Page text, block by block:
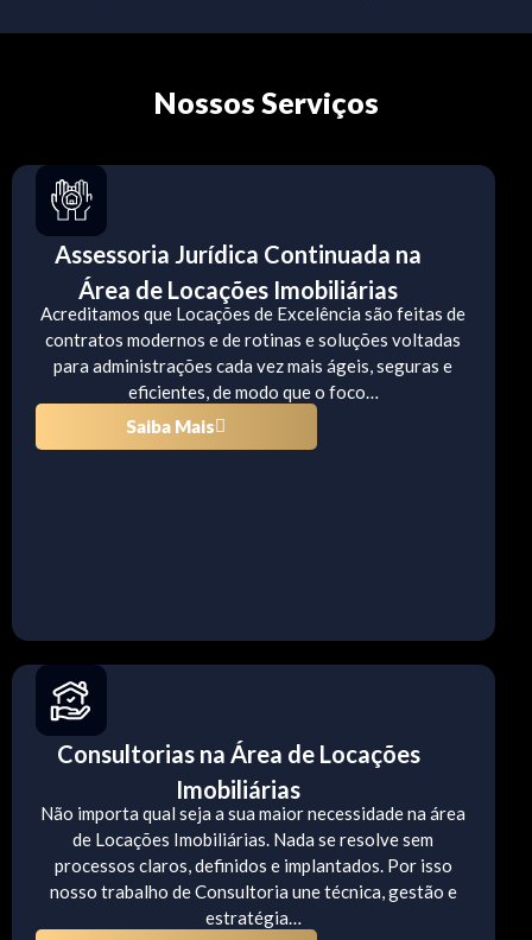
Nossos Serviços
Assessoria Jurídica Continuada na
Área de Locações Imobiliárias
Acreditamos que Locações de Excelência são feitas de
contratos modernos e de rotinas e soluções voltadas
para administrações cada vez mais ágeis, seguras e
eficientes, de modo que o foco…
Saiba Mais
Consultorias na Área de Locações
Imobiliárias
Não importa qual seja a sua maior necessidade na área
de Locações Imobiliárias. Nada se resolve sem
processos claros, definidos e implantados. Por isso
nosso trabalho de Consultoria une técnica, gestão e
estratégia…